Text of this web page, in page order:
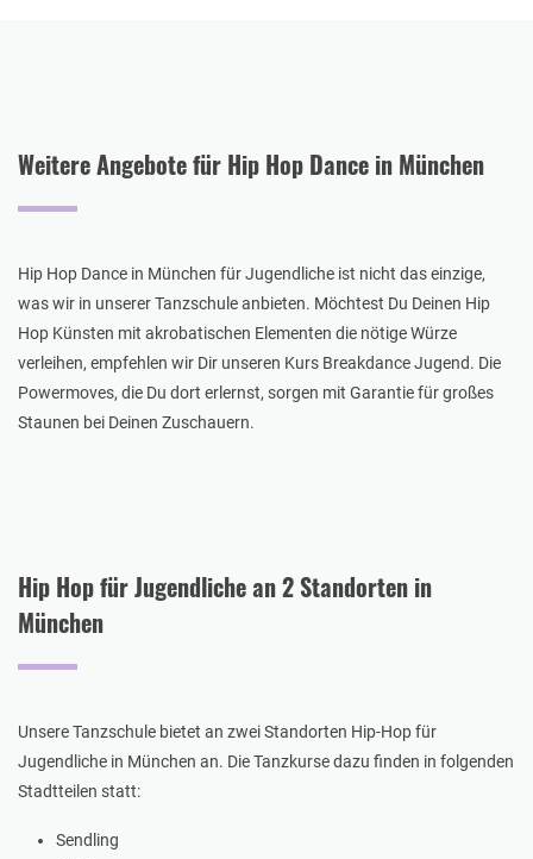
Weitere Angebote für Hip Hop Dance in München
Hip Hop Dance in München für Jugendliche ist nicht das einzige,
was wir in unserer Tanzschule anbieten. Möchtest Du Deinen Hip
Hop Künsten mit akrobatischen Elementen die nötige Würze
verleihen, empfehlen wir Dir unseren Kurs Breakdance Jugend. Die
Powermoves, die Du dort erlernst, sorgen mit Garantie für großes
Staunen bei Deinen Zuschauern.
Hip Hop für Jugendliche an 2 Standorten in
München
Unsere Tanzschule bietet an zwei Standorten Hip-Hop für
Jugendliche in München an. Die Tanzkurse dazu finden in folgenden
Stadtteilen statt:
Sendling